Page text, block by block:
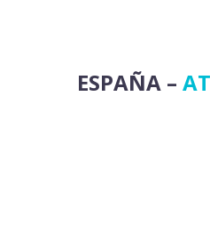
ESPAÑA –